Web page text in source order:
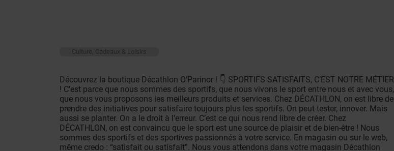
Culture, Cadeaux & Loisirs
Découvrez la boutique Décathlon O'Parinor ! 👇 SPORTIFS SATISFAITS, C’EST NOTRE MÉTIER
! C'est parce que nous sommes des sportifs, que nous vivons le sport entre nous et avec vous,
que nous vous proposons les meilleurs produits et services. Chez DÉCATHLON, on est libre de
prendre des initiatives pour satisfaire toujours plus les sportifs. On peut tester, innover. Mais
aussi se planter. On a le droit à l’erreur. C’est ce qui nous rend libre de créer. Chez
DÉCATHLON, on est convaincu que le sport est une source de plaisir et de bien-être ! Nous
sommes des sportifs et des sportives passionnés à votre service. En magasin ou sur le web,
même credo : “satisfait ou satisfait”. Nous vous attendons dans votre magasin Décathlon